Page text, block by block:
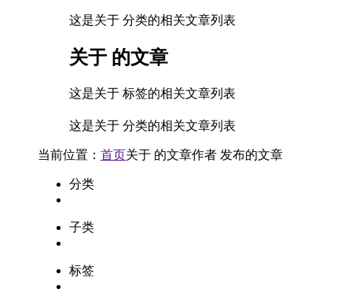
这是关于 分类的相关文章列表
关于 的文章
这是关于 标签的相关文章列表
这是关于 分类的相关文章列表
当前位置： 首页关于 的文章作者 发布的文章
分类
子类
标签